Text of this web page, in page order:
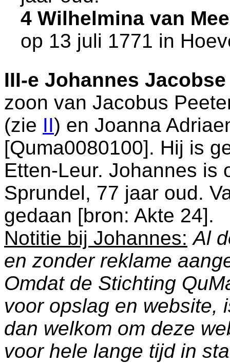
4 Wilhelmina van
op 13 juli 1771 in
III-e Johannes Jacobse
zoon van Jacobus
(zie II) en Joanna
[Quma0080100]. Hij is
Etten-Leur. Johannes is
Sprundel, 77 jaar oud.
gedaan [bron: Akte 24].
Notitie bij Johannes: Al
en zonder reklame
Omdat de Stichting
voor opslag en website,
dan welkom om deze
voor hele lange tijd in